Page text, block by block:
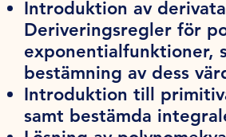
Introduktion av
Deriveringsregler för
exponentialfunktioner,
bestämning av dess
Introduktion till
samt bestämda